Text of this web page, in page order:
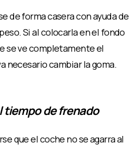
de forma casera con ayuda de
Si al colocarla en el fondo
se ve completamente el
necesario cambiar la goma.
tiempo de frenado
que el coche no se agarra al